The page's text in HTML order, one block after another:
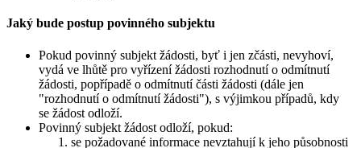
Jaký bude postup povinného subjektu
Pokud povinný subjekt žádosti, byť i jen zčásti, nevyhoví,
vydá ve lhůtě pro vyřízení žádosti rozhodnutí o odmítnutí
žádosti, popřípadě o odmítnutí části žádosti (dále jen
"rozhodnutí o odmítnutí žádosti"), s výjimkou případů, kdy
se žádost odloží.
Povinný subjekt žádost odloží, pokud:
se požadované informace nevztahují k jeho působnosti